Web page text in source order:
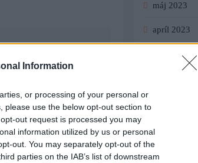
Information
or processing of your personal or
please use the below opt-out section to
out request is processed you may
information utilized by us or personal
out. You may separately opt-out of the
parties on the IAB’s list of downstream
do zimnej
máj 2023
apríl 2023
marec 2023